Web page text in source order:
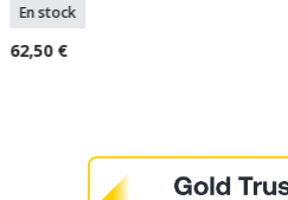
En stock
62,50 €